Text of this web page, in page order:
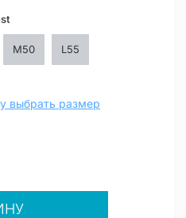
M50 L55
выбрать размер